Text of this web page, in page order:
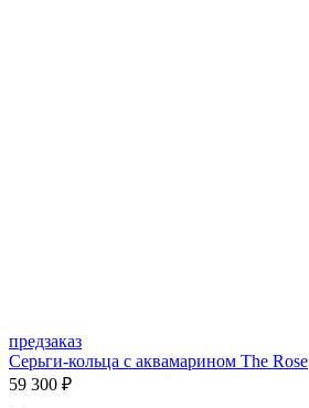
предзаказ
Серьги-кольца с аквамарином The Rose
59 300 ₽